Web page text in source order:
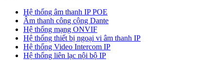
Hệ thống âm thanh IP POE
Âm thanh công cộng Dante
Hệ thống mạng ONVIF
Hệ thống thiết bị ngoại vi âm thanh IP
Hệ thống Video Intercom IP
Hệ thống liên lạc nội bộ IP